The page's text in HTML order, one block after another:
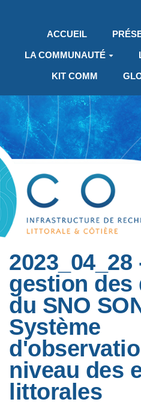
ACCUEIL
LA COMMUNAUTÉ
KIT COMM
gestion des
du SNO
Système
niveau des
littorales